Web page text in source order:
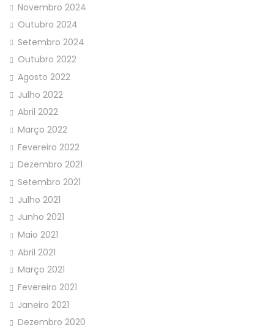
Novembro 2024
Outubro 2024
Setembro 2024
Outubro 2022
Agosto 2022
Julho 2022
Abril 2022
Março 2022
Fevereiro 2022
Dezembro 2021
Setembro 2021
Julho 2021
Junho 2021
Maio 2021
Abril 2021
Março 2021
Fevereiro 2021
Janeiro 2021
Dezembro 2020